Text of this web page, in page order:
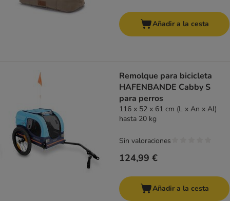
Añadir a la cesta
Remolque para bicicleta
HAFENBANDE Cabby S
para perros
116 x 52 x 61 cm (L x An x Al)
hasta 20 kg
124,99 €
Sin valoraciones
Añadir a la cesta